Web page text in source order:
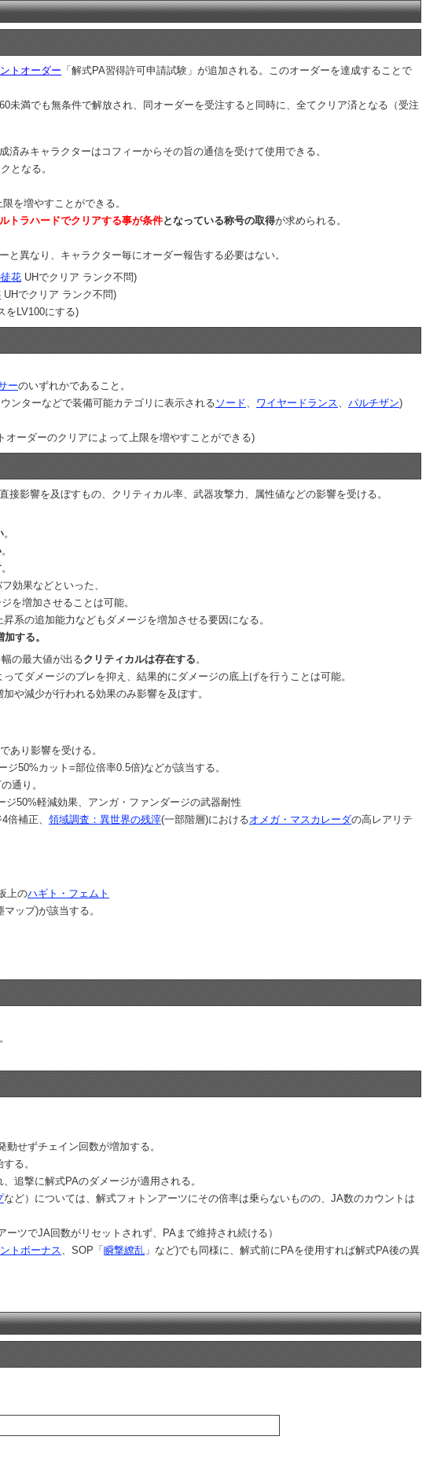
トオーダー 「解式PA習得許可申請試験」が追加される。このオーダーを達成することで
満でも無条件で解放され、同オーダーを受注すると同時に、全てクリア済となる（受注
みキャラクターはコフィーからその旨の通信を受けて使用できる。
となる。
を増やすことができる。
トラハードでクリアする事が条件となっている称号の取得が求められる。
異なり、キャラクター毎にオーダー報告する必要はない。
花 UHでクリア ランク不問)
UHでクリア ランク不問)
をLV100にする)
ーのいずれかであること。
ンターなどで装備可能カテゴリに表示されるソード ワイヤードランス パルチザン)
ーダーのクリアによって上限を増やすことができる)
影響を及ぼすもの、クリティカル率、武器攻撃力、属性値などの影響を受ける。
。
。
。
効果などといった、
を増加させることは可能。
系の追加能力などもダメージを増加させる要因になる。
する。
の最大値が出るクリティカルは存在する 。
てダメージのブレを抑え、結果的にダメージの底上げを行うことは可能。
や減少が行われる効果のみ影響を及ぼす。
あり影響を受ける。
ジ50%カット=部位倍率0.5倍)などが該当する。
通り。
50%軽減効果、アンガ・ファンダージの武器耐性
倍補正、 領域調査：異世界の残滓(一部階層)におけるオメガ・マスカレーダの高レアリテ
上のハギト・フェムト
ップ)が該当する。
せずチェイン回数が増加する。
る。
追撃に解式PAのダメージが適用される。
など）については、解式フォトンアーツにその倍率は乗らないものの、JA数のカウントは
ツでJA回数がリセットされず、PAまで維持され続ける）
トボーナス 、SOP「瞬撃繚乱 」など)でも同様に、解式前にPAを使用すれば解式PA後の異